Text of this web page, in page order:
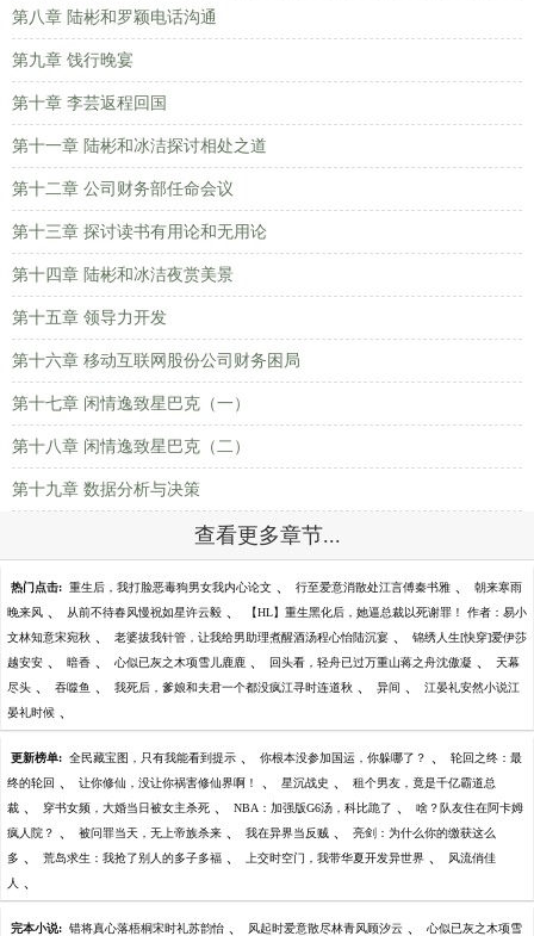
第八章 陆彬和罗颖电话沟通
第九章 饯行晚宴
第十章 李芸返程回国
第十一章 陆彬和冰洁探讨相处之道
第十二章 公司财务部任命会议
第十三章 探讨读书有用论和无用论
第十四章 陆彬和冰洁夜赏美景
第十五章 领导力开发
第十六章 移动互联网股份公司财务困局
第十七章 闲情逸致星巴克（一）
第十八章 闲情逸致星巴克（二）
第十九章 数据分析与决策
查看更多章节...
热门点击: 重生后，我打脸恶毒狗男女我内心论文 、 行至爱意消散处江言傅秦书雅 、 朝来寒雨
晚来风 、 从前不待春风慢祝如星许云毅 、 【HL】重生黑化后，她逼总裁以死谢罪！ 作者：易小
文林知意宋宛秋 、 老婆拔我针管，让我给男助理煮醒酒汤程心怡陆沉宴 、 锦绣人生[快穿]爱伊莎
越安安 、 暗香 、 心似已灰之木项雪儿鹿鹿 、 回头看，轻舟已过万重山蒋之舟沈傲凝 、 天幕
尽头 、 吞噬鱼 、 我死后，爹娘和夫君一个都没疯江寻时连道秋 、 异间 、 江晏礼安然小说江
晏礼时候 、
更新榜单: 全民藏宝图，只有我能看到提示 、 你根本没参加国运，你躲哪了？ 、 轮回之终：最
终的轮回 、 让你修仙，没让你祸害修仙界啊！ 、 星沉战史 、 租个男友，竟是千亿霸道总
裁 、 穿书女频，大婚当日被女主杀死 、 NBA：加强版G6汤，科比跪了 、 啥？队友住在阿卡姆
疯人院？ 、 被问罪当天，无上帝族杀来 、 我在异界当反贼 、 亮剑：为什么你的缴获这么
多 、 荒岛求生：我抢了别人的多子多福 、 上交时空门，我带华夏开发异世界 、 风流俏佳
人 、
完本小说: 错将真心落梧桐宋时礼苏韵怡 、 风起时爱意散尽林青风顾汐云 、 心似已灰之木项雪